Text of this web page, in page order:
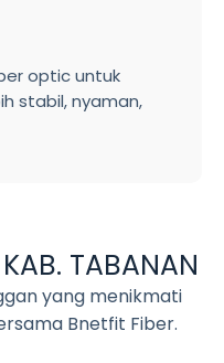
optic untuk
stabil, nyaman,
TABANAN
yang menikmati
Bnetfit Fiber.